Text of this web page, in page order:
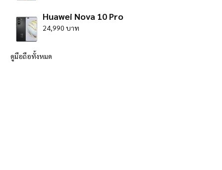
Huawei Nova 10 Pro
24,990 บาท
ดูมือถือทั้งหมด